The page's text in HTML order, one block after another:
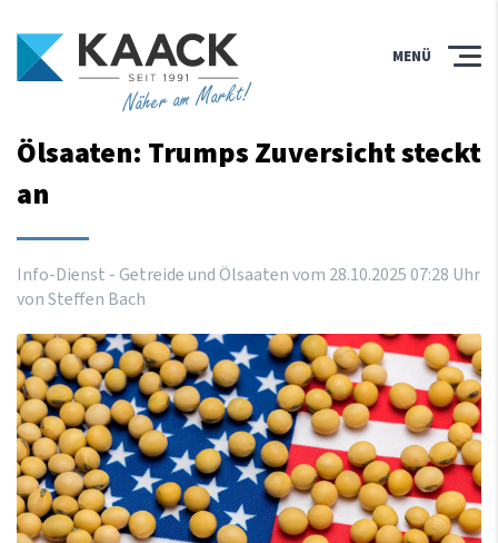
Näher am Markt!
MENÜ
Ölsaaten: Trumps Zuversicht steckt
an
Info-Dienst - Getreide und Ölsaaten vom 28.10.202507:28 Uhr
von Steffen Bach